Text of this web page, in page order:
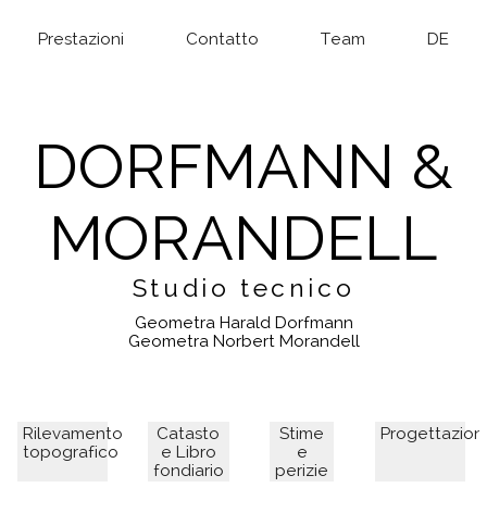
Prestazioni Contatto Team DE
DORFMANN &
MORANDELL
Studio tecnico
Geometra Harald Dorfmann
Geometra Norbert Morandell
Rilevamento
topografico
Catasto
e Libro
fondiario
Stime
e
perizie